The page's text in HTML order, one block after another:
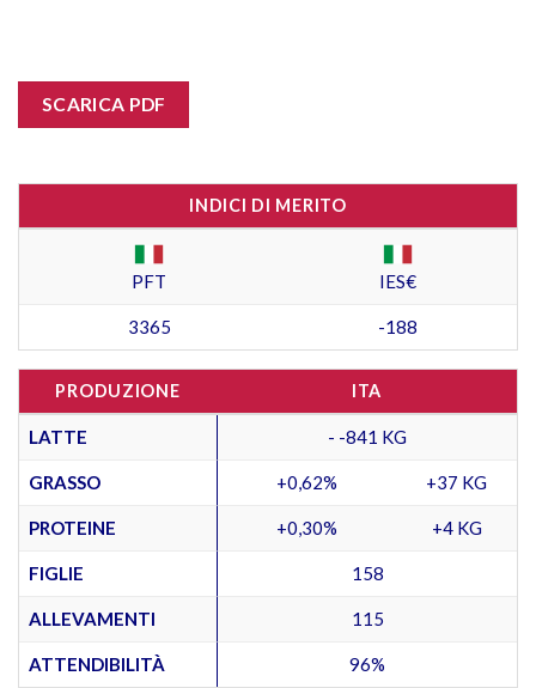
SCARICA PDF
INDICI DI MERITO
PFT IES€
3365 -188
PRODUZIONE ITA
LATTE - -841 KG
GRASSO +0,62% +37 KG
PROTEINE +0,30% +4 KG
FIGLIE 158
ALLEVAMENTI 115
ATTENDIBILITÀ 96%